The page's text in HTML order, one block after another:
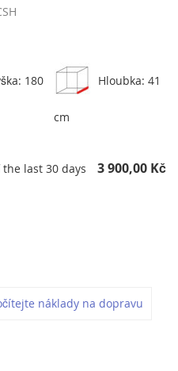
180 Hloubka: 41
cm
last 30 days 3 900,00 Kč
náklady na dopravu